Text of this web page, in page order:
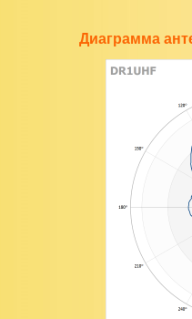
Диаграмма